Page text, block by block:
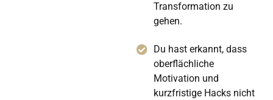
Transformation zu
gehen.
Du hast erkannt, dass
oberflächliche
Motivation und
kurzfristige Hacks nicht